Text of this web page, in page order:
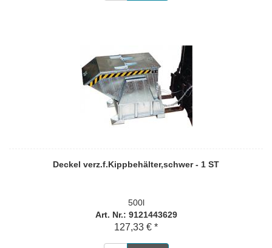
Deckel verz.f.Kippbehälter,schwer - 1 ST
500l
Art. Nr.: 9121443629
127,33 € *